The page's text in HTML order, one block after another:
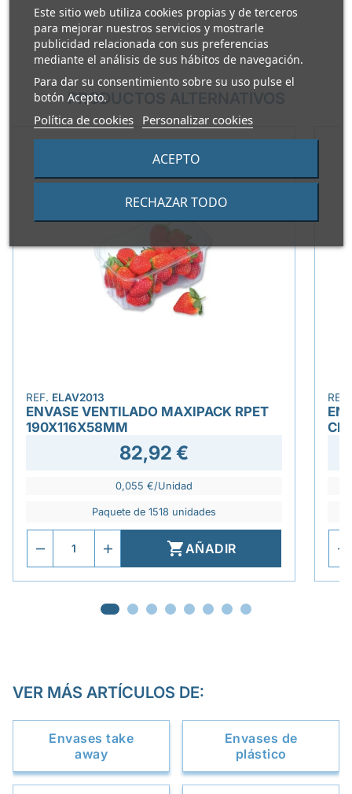
Este sitio web utiliza cookies propias y de terceros
para mejorar nuestros servicios y mostrarle
publicidad relacionada con sus preferencias
mediante el análisis de sus hábitos de navegación.
Para dar su consentimiento sobre su uso pulse el
botón Acepto.
Política de cookies Personalizar cookies
RECHAZAR TODO
ACEPTO
PRODUCTOS ALTERNATIVOS
REF. ELAV2013
ENVASE VENTILADO MAXIPACK RPET
190X116X58MM
82,92 €
0,055 €/Unidad
Paquete de 1518 unidades
AÑADIR
VER MÁS ARTÍCULOS DE:
Envases take
away
Envases de
plástico